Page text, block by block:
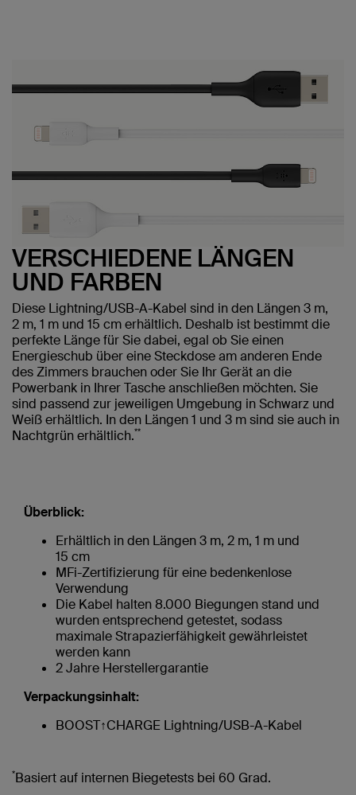
VERSCHIEDENE LÄNGEN
UND FARBEN
Diese Lightning/USB-A-Kabel sind in den Längen 3 m,
2 m, 1 m und 15 cm erhältlich. Deshalb ist bestimmt die
perfekte Länge für Sie dabei, egal ob Sie einen
Energieschub über eine Steckdose am anderen Ende
des Zimmers brauchen oder Sie Ihr Gerät an die
Powerbank in Ihrer Tasche anschließen möchten. Sie
sind passend zur jeweiligen Umgebung in Schwarz und
Weiß erhältlich. In den Längen 1 und 3 m sind sie auch in
Nachtgrün erhältlich.**
Überblick:
Erhältlich in den Längen 3 m, 2 m, 1 m und
15 cm
MFi-Zertifizierung für eine bedenkenlose
Verwendung
Die Kabel halten 8.000 Biegungen stand und
wurden entsprechend getestet, sodass
maximale Strapazierfähigkeit gewährleistet
werden kann
2 Jahre Herstellergarantie
Verpackungsinhalt:
BOOST↑CHARGE Lightning/USB-A-Kabel
*Basiert auf internen Biegetests bei 60 Grad.